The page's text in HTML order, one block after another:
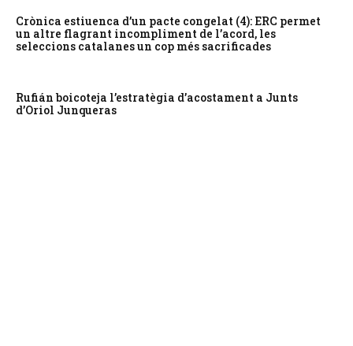
Crònica estiuenca d’un pacte congelat (4): ERC permet
un altre flagrant incompliment de l’acord, les
seleccions catalanes un cop més sacrificades
Rufián boicoteja l’estratègia d’acostament a Junts
d’Oriol Junqueras